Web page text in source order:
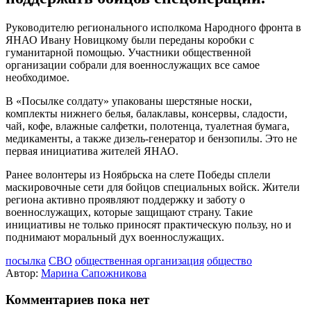
Руководителю регионального исполкома Народного фронта в
ЯНАО Ивану Новицкому были переданы коробки с
гуманитарной помощью. Участники общественной
организации собрали для военнослужащих все самое
необходимое.
В «Посылке солдату» упакованы шерстяные носки,
комплекты нижнего белья, балаклавы, консервы, сладости,
чай, кофе, влажные салфетки, полотенца, туалетная бумага,
медикаменты, а также дизель-генератор и бензопилы. Это не
первая инициатива жителей ЯНАО.
Ранее волонтеры из Ноябрьска на слете Победы сплели
маскировочные сети для бойцов специальных войск. Жители
региона активно проявляют поддержку и заботу о
военнослужащих, которые защищают страну. Такие
инициативы не только приносят практическую пользу, но и
поднимают моральный дух военнослужащих.
посылка СВО общественная организация общество
Автор: Марина Сапожникова
Комментариев пока нет